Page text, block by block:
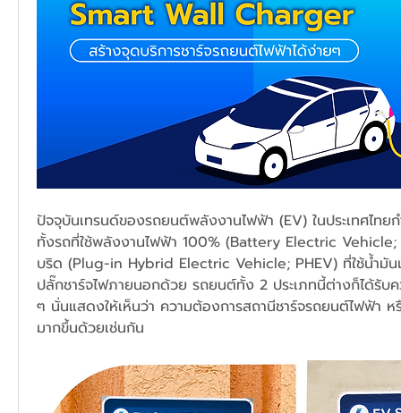
ปัจจุบันเทรนด์ของรถยนต์พลังงานไฟฟ้า (EV) ในประเทศไทย
ทั้งรถที่ใช้พลังงานไฟฟ้า 100% (Battery Electric Vehicle;
บริด (Plug-in Hybrid Electric Vehicle; PHEV) ที่ใช้น้ำมั
ปลั๊กชาร์จไฟภายนอกด้วย รถยนต์ทั้ง 2 ประเภทนี้ต่างก็ได้รับ
ๆ นั่นแสดงให้เห็นว่า ความต้องการสถานีชาร์จรถยนต์ไฟฟ้า
มากขึ้นด้วยเช่นกัน